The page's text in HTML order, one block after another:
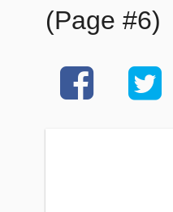
(Page #6)